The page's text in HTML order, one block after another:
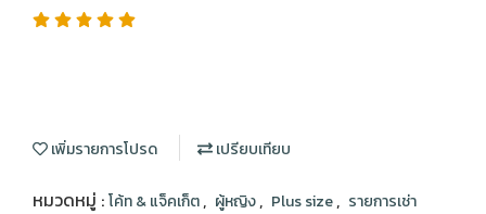
เพิ่มรายการโปรด เปรียบเทียบ
หมวดหมู่ :โค้ท & แจ็คเก็ต, ผู้หญิง, Plus size, รายการเช่า